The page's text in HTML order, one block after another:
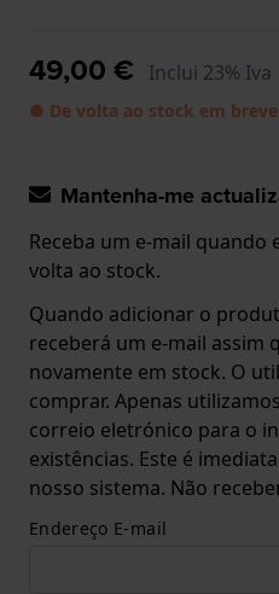
49,00 € Inclui 23% Iva
● De volta ao stock em breve
Mantenha-me
Receba um e-mail
volta ao stock.
Quando adicionar o
receberá um e-mail assim
novamente em stock. O
comprar. Apenas
correio eletrónico para o
existências. Este é
nosso sistema. Não
Endereço E-mail